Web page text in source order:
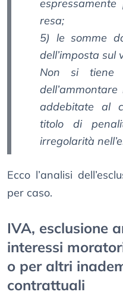
resa;
5) le somme
dell’imposta sul
Non si tiene
addebitate al
titolo di
irregolarità
Ecco l’analisi
per caso.
IVA, esclusione
interessi
o per altri
contrattuali